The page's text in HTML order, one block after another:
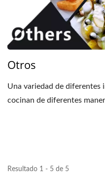
Otros
Una variedad de diferentes
cocinan de diferentes
Resultado 1 - 5 de 5